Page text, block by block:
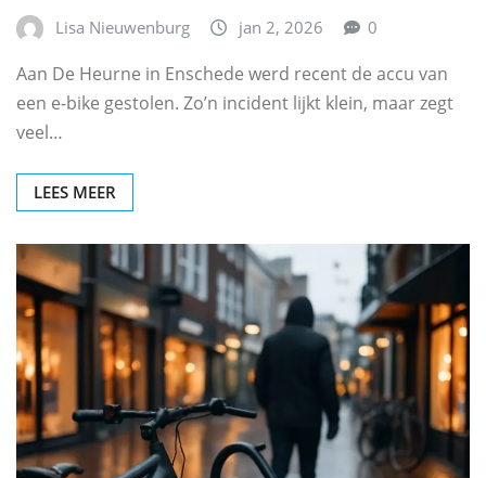
Lisa Nieuwenburg jan 2, 2026 0
Aan De Heurne in Enschede werd recent de accu van
een e-bike gestolen. Zo’n incident lijkt klein, maar zegt
veel…
LEES MEER